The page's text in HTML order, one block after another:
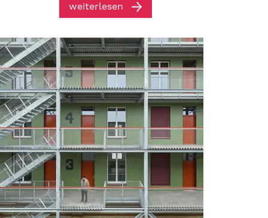
weiterlesen